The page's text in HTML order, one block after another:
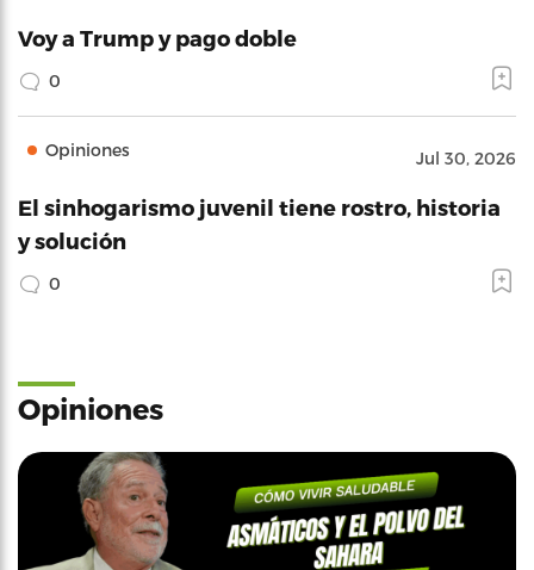
Voy a Trump y pago doble
0
Opiniones Jul 30, 2026
El sinhogarismo juvenil tiene rostro, historia
y solución
0
Opiniones